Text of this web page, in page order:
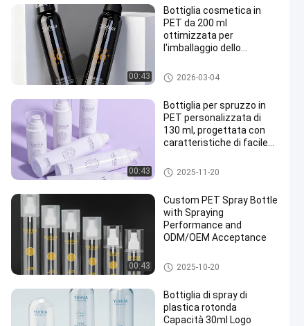
00:43
Bottiglia cosmetica in
PET da 200 ml
ottimizzata per
l'imballaggio dello
proprietà di materiale
leggero e resistente
flacone spray in plastica
2026-03-04
00:43
Bottiglia per spruzzo in
PET personalizzata di
130 ml, progettata con
caratteristiche di facile
facilità e l'efficienza
operativa
flacone spray in plastica
2025-11-20
00:43
Custom PET Spray Bottle
with Spraying
Performance and
ODM/OEM Acceptance
flacone spray in plastica
2025-10-20
Bottiglia di spray di
plastica rotonda
Capacità 30ml Logo